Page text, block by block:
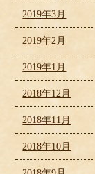
2019年3月
2019年2月
2019年1月
2018年12月
2018年11月
2018年10月